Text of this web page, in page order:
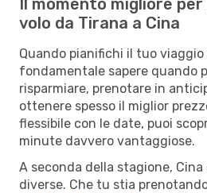
Il momento migliore
volo da Tirana a Cina
Quando pianifichi il tuo viaggio
fondamentale sapere quando
risparmiare, prenotare in
ottenere spesso il miglior
flessibile con le date, puoi
minute davvero vantaggiose.
A seconda della stagione,
diverse. Che tu stia